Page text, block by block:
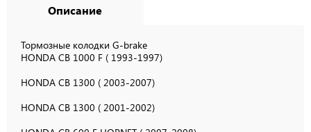
Описание
Тормозные колодки G-brake
HONDA CB 1000 F ( 1993-1997)
HONDA CB 1300 ( 2003-2007)
HONDA CB 1300 ( 2001-2002)